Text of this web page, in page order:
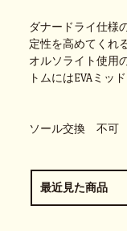
ダナードライ仕様
定性を高めてくれる
オルソライト使用
トムにはEVAミッ
ソール交換 不可
最近見た商品